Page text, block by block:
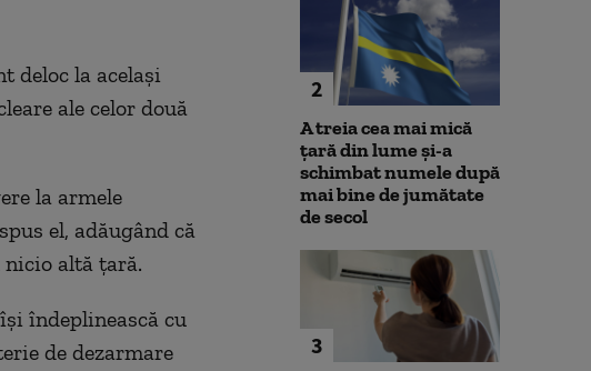
deloc la acelaşi
ale celor două
la armele
el, adăugând că
altă ţară.
îndeplinească cu
de dezarmare
2
A treia cea mai mică
țară din lume și-a
schimbat numele după
mai bine de jumătate
de secol
3